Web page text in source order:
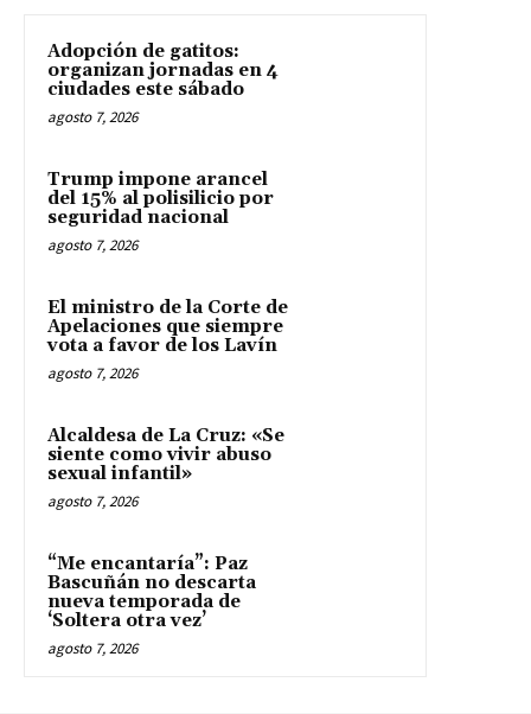
Adopción de gatitos:
organizan jornadas en 4
ciudades este sábado
agosto 7, 2026
Trump impone arancel
del 15% al polisilicio por
seguridad nacional
agosto 7, 2026
El ministro de la Corte de
Apelaciones que siempre
vota a favor de los Lavín
agosto 7, 2026
Alcaldesa de La Cruz: «Se
siente como vivir abuso
sexual infantil»
agosto 7, 2026
“Me encantaría”: Paz
Bascuñán no descarta
nueva temporada de
‘Soltera otra vez’
agosto 7, 2026